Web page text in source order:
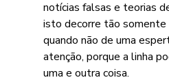
notícias falsas e teorias
isto decorre tão somente
quando não de uma
atenção, porque a linha
uma e outra coisa.